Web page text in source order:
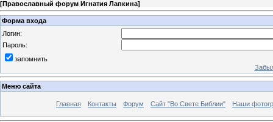
[Православный форум Игнатия Лапкина]
Форма входа
Логин:
Пароль:
запомнить
Меню сайта
Главная Контакты Форум Сайт "Во Свете Библии" Наши